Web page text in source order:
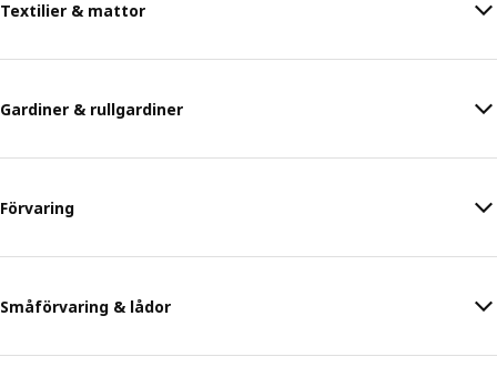
Textilier & mattor
Gardiner & rullgardiner
Förvaring
Småförvaring & lådor